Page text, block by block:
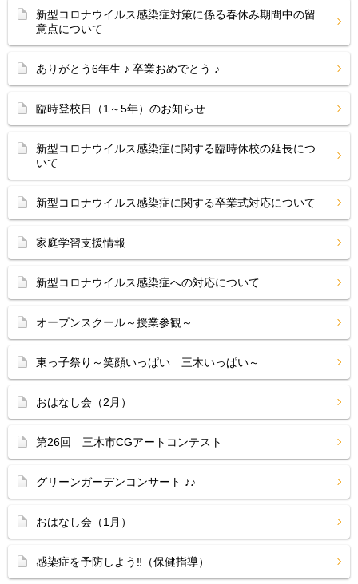
新型コロナウイルス感染症対策に係る春休み期間中の留
意点について
ありがとう6年生 ♪ 卒業おめでとう ♪
臨時登校日（1～5年）のお知らせ
新型コロナウイルス感染症に関する臨時休校の延長につ
いて
新型コロナウイルス感染症に関する卒業式対応について
家庭学習支援情報
新型コロナウイルス感染症への対応について
オープンスクール～授業参観～
東っ子祭り～笑顔いっぱい 三木いっぱい～
おはなし会（2月）
第26回 三木市CGアートコンテスト
グリーンガーデンコンサート ♪♪
おはなし会（1月）
感染症を予防しよう‼（保健指導）